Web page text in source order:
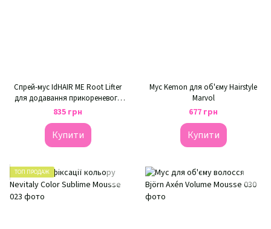
Спрей-мус IdHAIR ME Root Lifter
для додавання прикореневого
об’єму
835 грн
Купити
Мус Kemon для об'єму Hairstyle
Marvol
677 грн
Купити
ТОП ПРОДАЖ